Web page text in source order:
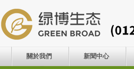
關於我們 新聞中心